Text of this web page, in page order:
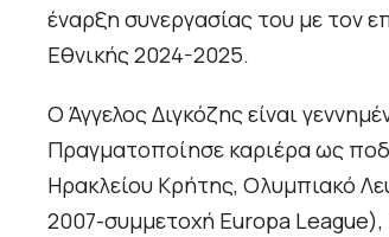
έναρξη συνεργασίας του με τον
Εθνικής 2024-2025.
Ο Άγγελος Διγκόζης είναι
Πραγματοποίησε καριέρα ως
Ηρακλείου Κρήτης, Ολυμπιακό
2007-συμμετοχή Europa League),